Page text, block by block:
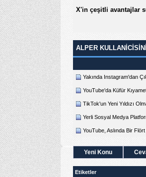
X'in çeşitli avantajlar
ALPER
Yakında Instagram'dan
YouTube'da Küfür
TikTok'un Yeni Yıldızı
Yerli Sosyal Medya
YouTube, Aslında Bir Flört
Yeni Konu
Etiketler